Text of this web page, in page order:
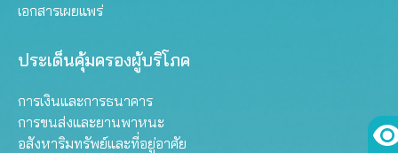
เอกสารเผยแพร่
ประเด็นคุ้มครองผู้บริโภค
การเงินและการธนาคาร
การขนส่งและยานพาหนะ
อสังหาริมทรัพย์และที่อยู่อาศัย